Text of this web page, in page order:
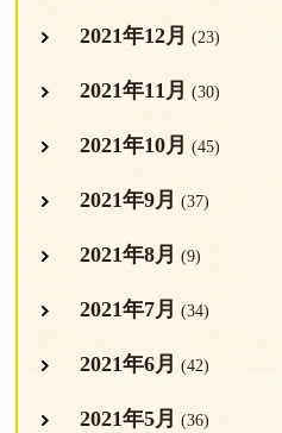
2021年12月 (23)
2021年11月 (30)
2021年10月 (45)
2021年9月 (37)
2021年8月 (9)
2021年7月 (34)
2021年6月 (42)
2021年5月 (36)